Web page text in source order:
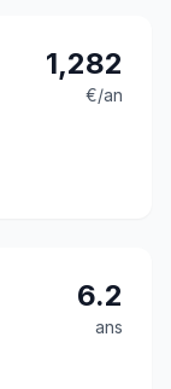
1,282
€/an
6.2
ans